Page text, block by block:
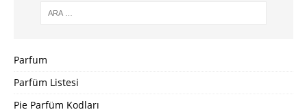
Parfum
Parfüm Listesi
Pie Parfüm Kodları